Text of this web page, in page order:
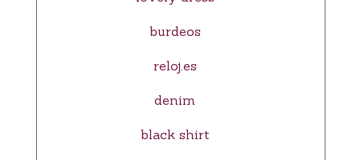
burdeos
reloj.es
denim
black shirt